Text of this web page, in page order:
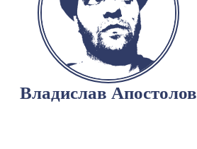
Владислав Апостолов